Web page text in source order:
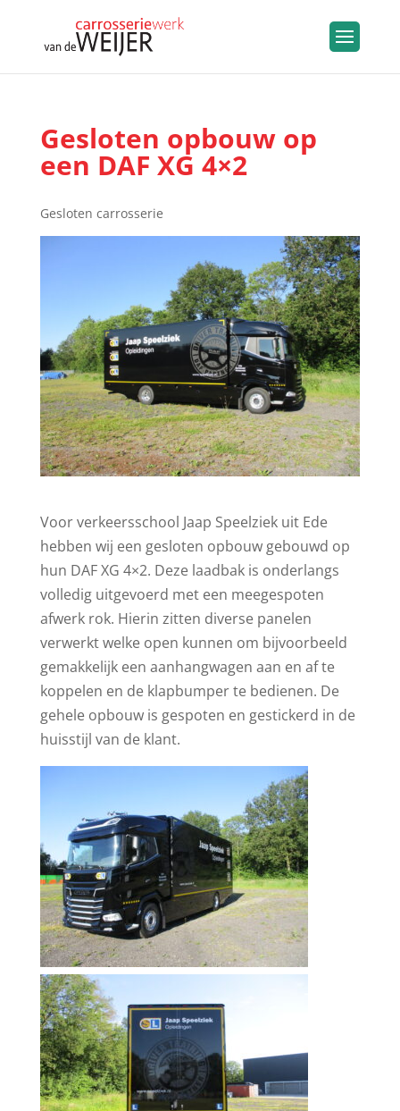
Gesloten opbouw op
een DAF XG 4×2
Gesloten carrosserie
Voor verkeersschool Jaap Speelziek uit Ede
hebben wij een gesloten opbouw gebouwd op
hun DAF XG 4×2. Deze laadbak is onderlangs
volledig uitgevoerd met een meegespoten
afwerk rok. Hierin zitten diverse panelen
verwerkt welke open kunnen om bijvoorbeeld
gemakkelijk een aanhangwagen aan en af te
koppelen en de klapbumper te bedienen. De
gehele opbouw is gespoten en gestickerd in de
huisstijl van de klant.